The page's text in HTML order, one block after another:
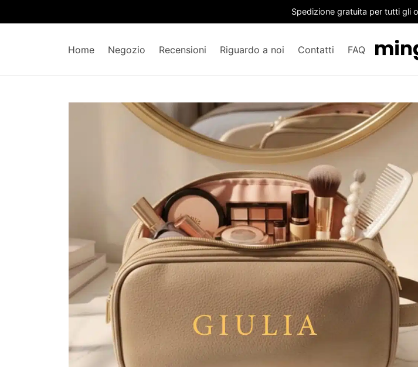
Spedizione gratuita per tutti gli
Home Negozio Recensioni Riguardo a noi Contatti FAQ